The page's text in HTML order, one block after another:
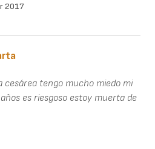
2017
cesárea tengo mucho miedo mi
es riesgoso estoy muerta de